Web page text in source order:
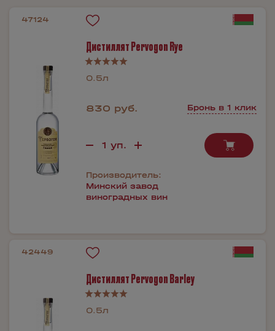
47124
Дистиллят Pervogon Rye
0.5л
830 руб. Бронь в 1 клик
Производитель:
Минский завод
виноградных вин
42449
Дистиллят Pervogon Barley
0.5л